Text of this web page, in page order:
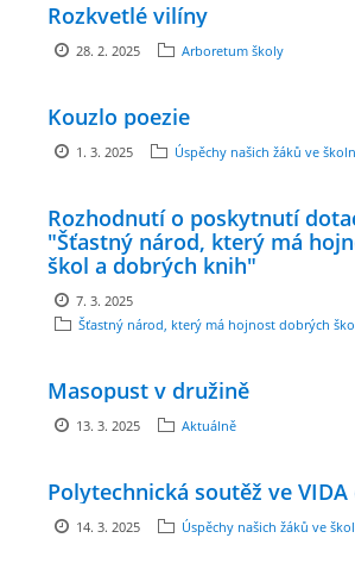
REZERVAČNÍ SYSTÉM SPORTOVNÍ HALY
ŠKOLNÍ PORADENSKÉ PRACOVIŠTĚ
NEPOTŘEBNÝ MAJETEK
VOLNÁ PRACOVNÍ MÍSTA
ARBORETUM ŠKOLY
Rozkvetlé vilíny
28. 2. 2025 Arboretum školy
Kouzlo poezie
1. 3. 2025 Úspěchy našich žáků ve
Rozhodnutí o poskytnutí
"Šťastný národ, který má
škol a dobrých knih"
7. 3. 2025
Šťastný národ, který má hojnost dobrých
Masopust v družině
13. 3. 2025 Aktuálně
Polytechnická soutěž ve
14. 3. 2025 Úspěchy našich žáků ve